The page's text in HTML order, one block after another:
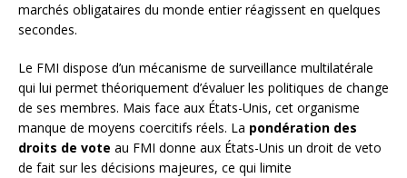
marchés obligataires du monde entier réagissent en quelques
secondes.
Le FMI dispose d’un mécanisme de surveillance multilatérale
qui lui permet théoriquement d’évaluer les politiques de change
de ses membres. Mais face aux États-Unis, cet organisme
manque de moyens coercitifs réels. La pondération des
droits de vote au FMI donne aux États-Unis un droit de veto
de fait sur les décisions majeures, ce qui limite